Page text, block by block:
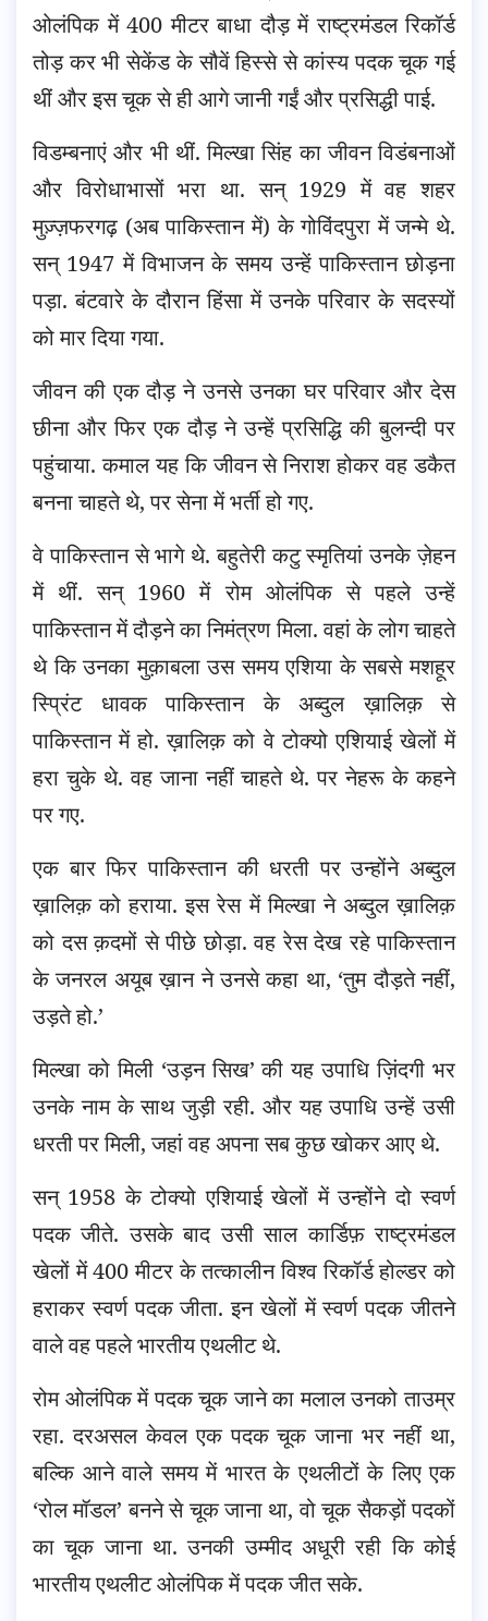
ओलंपिक में 400 मीटर बाधा दौड़ में राष्ट्रमंडल रिकॉर्ड
तोड़ कर भी सेकेंड के सौवें हिस्से से कांस्य पदक चूक गई
थीं और इस चूक से ही आगे जानी गईं और प्रसिद्धी पाई.
विडम्बनाएं और भी थीं. मिल्खा सिंह का जीवन विडंबनाओं
और विरोधाभासों भरा था. सन् 1929 में वह शहर
मुज़्ज़फरगढ़ (अब पाकिस्तान में) के गोविंदपुरा में जन्मे थे.
सन् 1947 में विभाजन के समय उन्हें पाकिस्तान छोड़ना
पड़ा. बंटवारे के दौरान हिंसा में उनके परिवार के सदस्यों
को मार दिया गया.
जीवन की एक दौड़ ने उनसे उनका घर परिवार और देस
छीना और फिर एक दौड़ ने उन्हें प्रसिद्धि की बुलन्दी पर
पहुंचाया. कमाल यह कि जीवन से निराश होकर वह डकैत
बनना चाहते थे, पर सेना में भर्ती हो गए.
वे पाकिस्तान से भागे थे. बहुतेरी कटु स्मृतियां उनके ज़ेहन
में थीं. सन् 1960 में रोम ओलंपिक से पहले उन्हें
पाकिस्तान में दौड़ने का निमंत्रण मिला. वहां के लोग चाहते
थे कि उनका मुक़ाबला उस समय एशिया के सबसे मशहूर
स्प्रिंट धावक पाकिस्तान के अब्दुल ख़ालिक़ से
पाकिस्तान में हो. ख़ालिक़ को वे टोक्यो एशियाई खेलों में
हरा चुके थे. वह जाना नहीं चाहते थे. पर नेहरू के कहने
पर गए.
एक बार फिर पाकिस्तान की धरती पर उन्होंने अब्दुल
ख़ालिक़ को हराया. इस रेस में मिल्खा ने अब्दुल ख़ालिक़
को दस क़दमों से पीछे छोड़ा. वह रेस देख रहे पाकिस्तान
के जनरल अयूब ख़ान ने उनसे कहा था, ‘तुम दौड़ते नहीं,
उड़ते हो.’
मिल्खा को मिली ‘उड़न सिख’ की यह उपाधि ज़िंदगी भर
उनके नाम के साथ जुड़ी रही. और यह उपाधि उन्हें उसी
धरती पर मिली, जहां वह अपना सब कुछ खोकर आए थे.
सन् 1958 के टोक्यो एशियाई खेलों में उन्होंने दो स्वर्ण
पदक जीते. उसके बाद उसी साल कार्डिफ़ राष्ट्रमंडल
खेलों में 400 मीटर के तत्कालीन विश्व रिकॉर्ड होल्डर को
हराकर स्वर्ण पदक जीता. इन खेलों में स्वर्ण पदक जीतने
वाले वह पहले भारतीय एथलीट थे.
रोम ओलंपिक में पदक चूक जाने का मलाल उनको ताउम्र
रहा. दरअसल केवल एक पदक चूक जाना भर नहीं था,
बल्कि आने वाले समय में भारत के एथलीटों के लिए एक
‘रोल मॉडल’ बनने से चूक जाना था, वो चूक सैकड़ों पदकों
का चूक जाना था. उनकी उम्मीद अधूरी रही कि कोई
भारतीय एथलीट ओलंपिक में पदक जीत सके.